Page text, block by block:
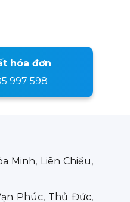
hóa đơn
997 598
Minh, Liên Chiểu,
Phúc, Thủ Đức,